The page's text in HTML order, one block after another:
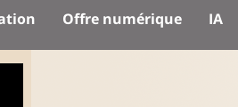
Offre numérique IA